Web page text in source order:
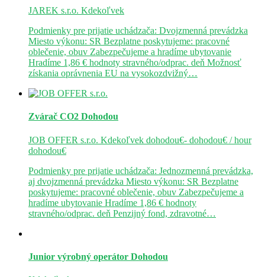
JAREK s.r.o. Kdekoľvek
Podmienky pre prijatie uchádzača: Dvojzmenná prevádzka
Miesto výkonu: SR Bezplatne poskytujeme: pracovné
oblečenie, obuv Zabezpečujeme a hradíme ubytovanie
Hradíme 1,86 € hodnoty stravného/odprac. deň Možnosť
získania oprávnenia EU na vysokozdvižný…
Zvárač CO2 Dohodou
JOB OFFER s.r.o. Kdekoľvek dohodou€- dohodou€ / hour
dohodou€
Podmienky pre prijatie uchádzača: Jednozmenná prevádzka,
aj dvojzmenná prevádzka Miesto výkonu: SR Bezplatne
poskytujeme: pracovné oblečenie, obuv Zabezpečujeme a
hradíme ubytovanie Hradíme 1,86 € hodnoty
stravného/odprac. deň Penzijný fond, zdravotné…
Junior výrobný operátor Dohodou